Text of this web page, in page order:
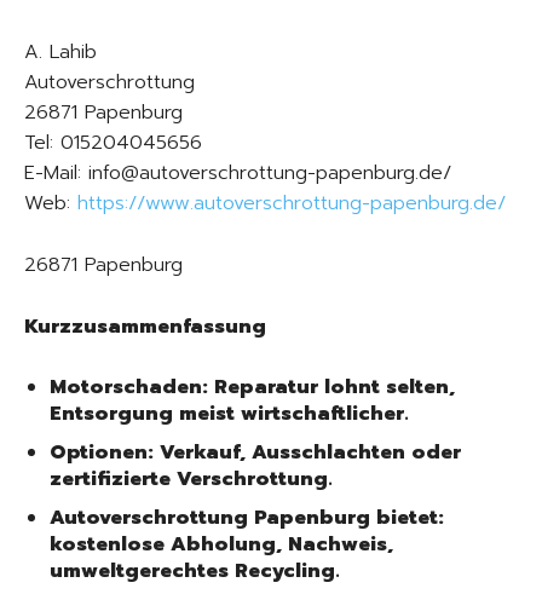
A. Lahib
Autoverschrottung
26871 Papenburg
Tel: 015204045656
E-Mail: info@autoverschrottung-papenburg.de/
Web: https://www.autoverschrottung-papenburg.de/
26871 Papenburg
Kurzzusammenfassung
Motorschaden: Reparatur lohnt selten,
Entsorgung meist wirtschaftlicher.
Optionen: Verkauf, Ausschlachten oder
zertifizierte Verschrottung.
Autoverschrottung Papenburg bietet:
kostenlose Abholung, Nachweis,
umweltgerechtes Recycling.